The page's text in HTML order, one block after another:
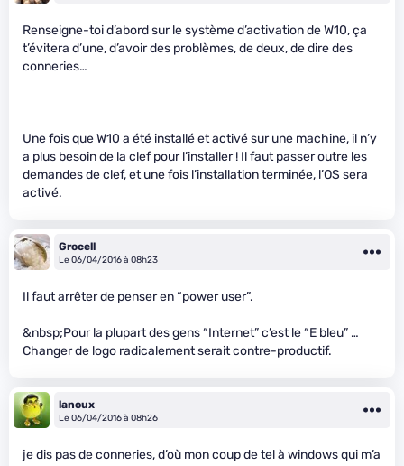
Renseigne-toi d’abord sur le système d’activation de W10, ça
t’évitera d’une, d’avoir des problèmes, de deux, de dire des
conneries…
Une fois que W10 a été installé et activé sur une machine, il n’y
a plus besoin de la clef pour l’installer ! Il faut passer outre les
demandes de clef, et une fois l’installation terminée, l’OS sera
activé.
Grocell
Le 06/04/2016 à 08h23
Il faut arrêter de penser en “power user”.
&nbsp;Pour la plupart des gens “Internet” c’est le “E bleu” …
Changer de logo radicalement serait contre-productif.
lanoux
Le 06/04/2016 à 08h26
je dis pas de conneries, d’où mon coup de tel à windows qui m’a